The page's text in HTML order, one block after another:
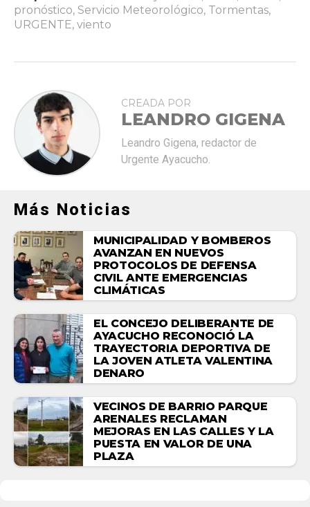
pronóstico, Servicio Meteorológico, Tormentas,
URGENTE, viento
CREADA POR
LEANDRO GIGENA
Leandro Gigena, redactor de
Urgente Ayacucho.
Más Noticias
MUNICIPALIDAD Y BOMBEROS
AVANZAN EN NUEVOS
PROTOCOLOS DE DEFENSA
CIVIL ANTE EMERGENCIAS
CLIMÁTICAS
EL CONCEJO DELIBERANTE DE
AYACUCHO RECONOCIÓ LA
TRAYECTORIA DEPORTIVA DE
LA JOVEN ATLETA VALENTINA
DENARO
VECINOS DE BARRIO PARQUE
ARENALES RECLAMAN
MEJORAS EN LAS CALLES Y LA
PUESTA EN VALOR DE UNA
PLAZA